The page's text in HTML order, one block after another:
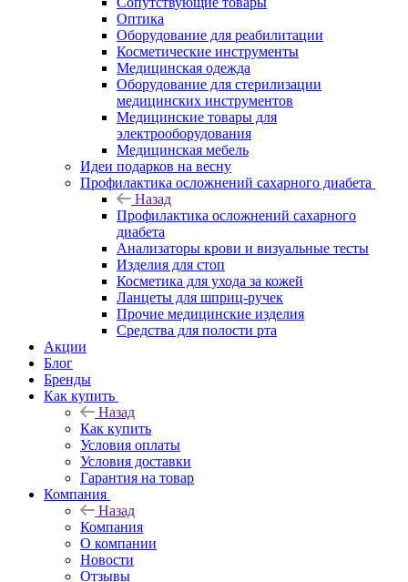
Оптика
Оборудование для реабилитации
Косметические инструменты
Медицинская одежда
Оборудование для стерилизации
медицинских инструментов
Медицинские товары для
электрооборудования
Медицинская мебель
Идеи подарков на весну
Профилактика осложнений сахарного диабета
Назад
Профилактика осложнений сахарного
диабета
Анализаторы крови и визуальные тесты
Изделия для стоп
Косметика для ухода за кожей
Ланцеты для шприц-ручек
Прочие медицинские изделия
Средства для полости рта
Акции
Блог
Бренды
Как купить
Назад
Как купить
Условия оплаты
Условия доставки
Гарантия на товар
Компания
Назад
Компания
О компании
Новости
Отзывы